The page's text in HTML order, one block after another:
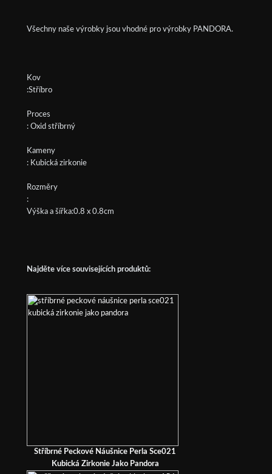
Všechny naše výrobky jsou vhodné pro výrobky PANDORA.
Kov
:Stříbro
Proces
: Oxid stříbrný
Kameny
: Kubická zirkonie
Rozměry
:
Výška a šířka:0.8 x 0.8cm
Najděte více souvisejících produktů:
Stříbrné Peckové Náušnice Perla Sce021
Kubická Zirkonie Jako Pandora